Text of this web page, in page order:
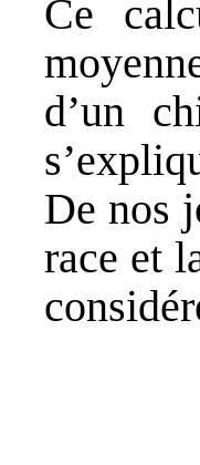
Ce
d’un
De nos
race et